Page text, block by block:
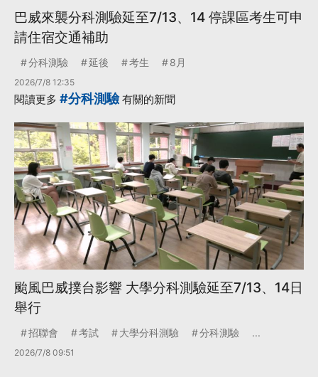
巴威來襲分科測驗延至7/13、14 停課區考生可申
請住宿交通補助
分科測驗 延後 考生 8月
2026/7/8 12:35
閱讀更多 #分科測驗有關的新聞
颱風巴威撲台影響 大學分科測驗延至7/13、14日
舉行
招聯會 考試 大學分科測驗 分科測驗 ...
2026/7/8 09:51